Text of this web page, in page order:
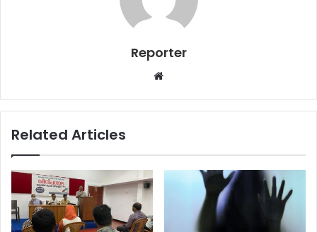
Reporter
Website
Related Articles